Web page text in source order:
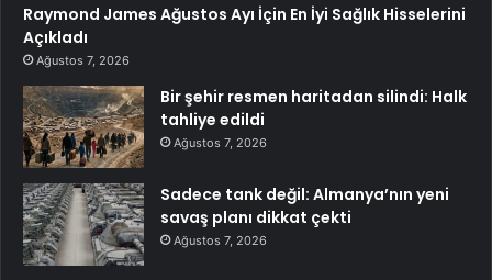
Raymond James Ağustos Ayı İçin En İyi Sağlık Hisselerini
Açıkladı
Ağustos 7, 2026
Bir şehir resmen haritadan silindi: Halk
tahliye edildi
Ağustos 7, 2026
Sadece tank değil: Almanya’nın yeni
savaş planı dikkat çekti
Ağustos 7, 2026